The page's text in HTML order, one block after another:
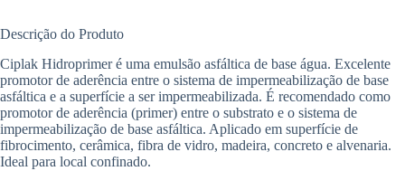
Descrição do Produto
Ciplak Hidroprimer é uma emulsão asfáltica de base água. Excelente
promotor de aderência entre o sistema de impermeabilização de base
asfáltica e a superfície a ser impermeabilizada. É recomendado como
promotor de aderência (primer) entre o substrato e o sistema de
impermeabilização de base asfáltica. Aplicado em superfície de
fibrocimento, cerâmica, fibra de vidro, madeira, concreto e alvenaria.
Ideal para local confinado.